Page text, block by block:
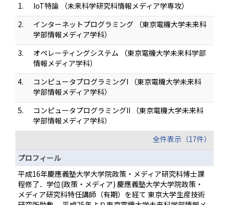
1.
IoT特論 （未来科学研究科情報メディア学専攻）
2.
インターネットプログラミング （東京電機大学未来科
学部情報メディア学科）
3.
オペレーティングシステム （東京電機大学未来科学部
情報メディア学科）
4.
コンピュータプログラミングI （東京電機大学未来科
学部情報メディア学科）
5.
コンピュータプログラミングII （東京電機大学未来科
学部情報メディア学科）
全件表示（17件）
プロフィール
平成16年慶應義塾大学大学院政策・メディア研究科博士課
程修了．学位(政策・メディア) 慶應義塾大学大学院政策・
メディア研究科特任講師（有期）を経て 東京大学生産技術